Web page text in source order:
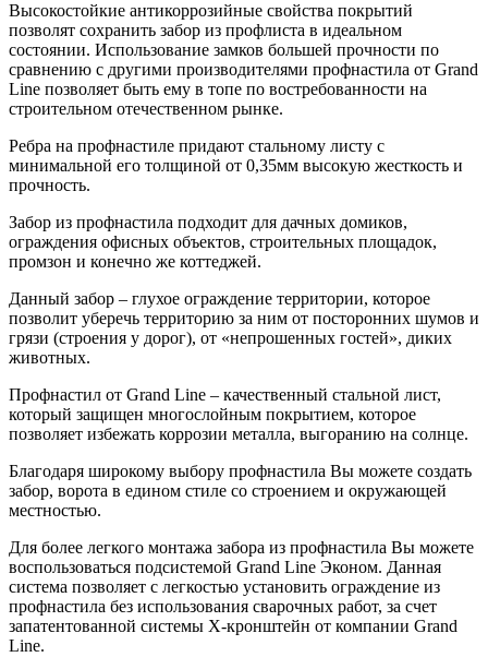
Высокостойкие антикоррозийные свойства покрытий
позволят сохранить забор из профлиста в идеальном
состоянии. Использование замков большей прочности по
сравнению с другими производителями профнастила от Grand
Line позволяет быть ему в топе по востребованности на
строительном отечественном рынке.
Ребра на профнастиле придают стальному листу с
минимальной его толщиной от 0,35мм высокую жесткость и
прочность.
Забор из профнастила подходит для дачных домиков,
ограждения офисных объектов, строительных площадок,
промзон и конечно же коттеджей.
Данный забор – глухое ограждение территории, которое
позволит уберечь территорию за ним от посторонних шумов и
грязи (строения у дорог), от «непрошенных гостей», диких
животных.
Профнастил от Grand Line – качественный стальной лист,
который защищен многослойным покрытием, которое
позволяет избежать коррозии металла, выгоранию на солнце.
Благодаря широкому выбору профнастила Вы можете создать
забор, ворота в едином стиле со строением и окружающей
местностью.
Для более легкого монтажа забора из профнастила Вы можете
воспользоваться подсистемой Grand Line Эконом. Данная
система позволяет с легкостью установить ограждение из
профнастила без использования сварочных работ, за счет
запатентованной системы Х-кронштейн от компании Grand
Line.